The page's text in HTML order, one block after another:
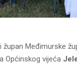
Međimurske
Općinskog vijeća